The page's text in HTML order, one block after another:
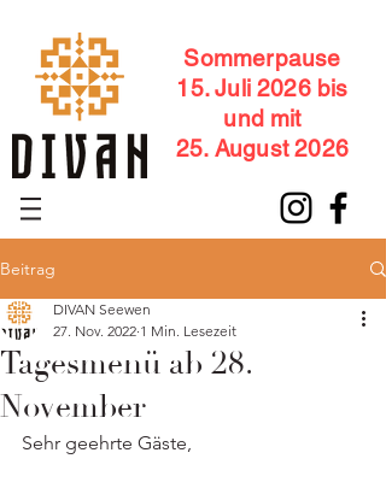
Sommerpause
15. Juli 2026 bis
und mit
25. August 2026
Beitrag
Tagesmenü ab 28.
November
DIVAN Seewen
27. Nov. 2022 1 Min. Lesezeit
Sehr geehrte Gäste,